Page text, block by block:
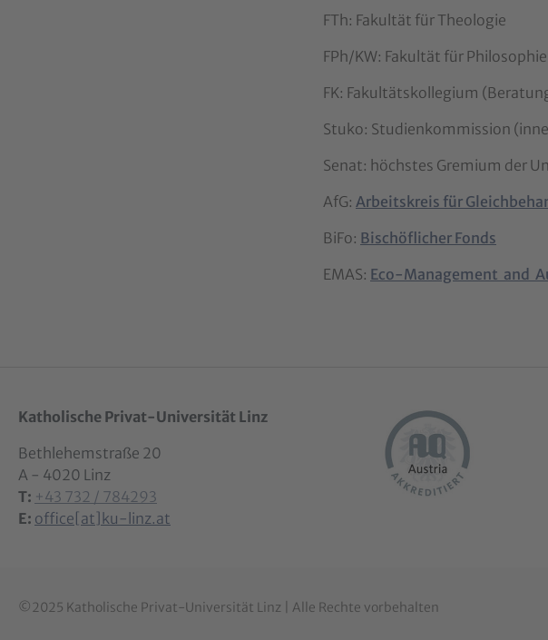
FTh: Fakultät für Theologie
FPh/KW: Fakultät für
FK: Fakultätskollegium
Stuko: Studienkommission
Senat: höchstes Gremium der
AfG: Arbeitskreis für
BiFo: Bischöflicher Fonds
EMAS: Eco-Management and
Katholische Privat-Universität Linz
Bethlehemstraße 20
A - 4020 Linz
T: +43 732 / 784293
E: office[at]ku-linz.at
©2025 Katholische Privat-Universität Linz | Alle Rechte vorbehalten